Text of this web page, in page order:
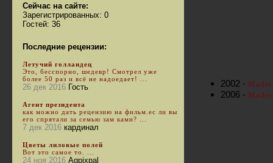
2002 -
2006 -
Сейчас на сайте:
Зарегистрированных: 0
Гостей: 36
Последние рецензии:
Летучий голландец
Это, бесспорно, шедевр! Смотрел уже
более 50 раз и всё не надоедает! ...
26 дек 2016 Гость
Агент президента
как можно дать рецензию на фильм.ес ли вы
его спрятали за семью зам ками? ...
7 дек 2016 кардинал
Цветы лиловые полей
Вот это самое то. ...
24 ноя 2016 Agpixpal